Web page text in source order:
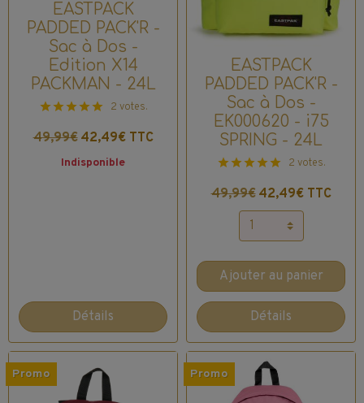
EASTPACK
PADDED PACK'R -
Sac à Dos -
Edition X14
PACKMAN - 24L
2 votes.
49,99€ 42,49€ TTC
Indisponible
Détails
EASTPACK
PADDED PACK'R -
Sac à Dos -
EK000620 - i75
SPRING - 24L
2 votes.
49,99€ 42,49€ TTC
Ajouter au panier
Détails
Promo Promo